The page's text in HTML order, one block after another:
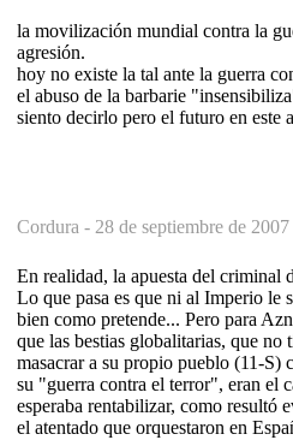
la movilización mundial contra la
agresión.
hoy no existe la tal ante la guerra
el abuso de la barbarie
siento decirlo pero el futuro en este
Cordura - 28 de septiembre de
En realidad, la apuesta del criminal
Lo que pasa es que ni al Imperio le
bien como pretende... Pero para
que las bestias globalitarias, que no
masacrar a su propio pueblo (11-S)
su "guerra contra el terror", eran el
esperaba rentabilizar, como resultó
el atentado que orquestaron en